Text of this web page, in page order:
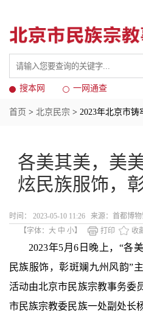
搜本网 一网通查
首页 > 北京民宗 > 2023年北京市铸
各美其美，美
炫民族服饰，
时间： 2023-05-10 11:26 来源：首都博
【字体： 大 中 小】 打印 收
2023年5月6日晚上，“
民族服饰，彰斑斓九州风韵”
活动由北京市民族宗教事务委
市民族宗教委民族一处副处长